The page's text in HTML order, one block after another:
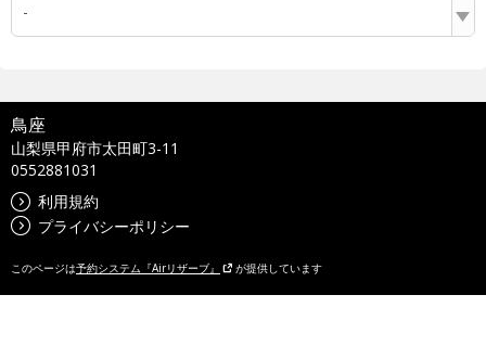
-
鳥座
山梨県甲府市太田町3-11
0552881031
利用規約
プライバシーポリシー
このページは予約システム『Airリザーブ』 が提供しています